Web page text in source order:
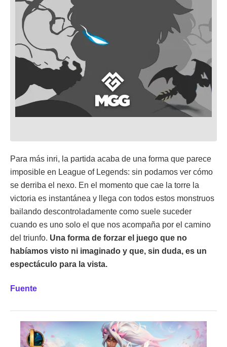
Para más inri, la partida acaba de una forma que parece
imposible en League of Legends: sin podamos ver cómo
se derriba el nexo. En el momento que cae la torre la
victoria es instantánea y llega con todos estos monstruos
bailando descontroladamente como suele suceder
cuando es uno solo el que nos acompaña por el camino
del triunfo. Una forma de forzar el juego que no
habíamos visto ni imaginado y que, sin duda, es un
espectáculo para la vista.
Fuente